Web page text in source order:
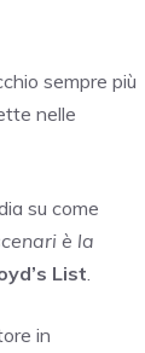
sempre più
nelle
su come
è la
List
in